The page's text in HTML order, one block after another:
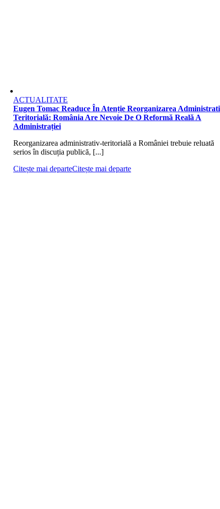
ACTUALITATE
Eugen Tomac Readuce În Atenție Reorganizarea
Teritorială: România Are Nevoie De O Reformă Reală A
Administrației
Reorganizarea administrativ-teritorială a României trebuie reluată
serios în discuția publică, [...]
Citește mai departeCitește mai departe